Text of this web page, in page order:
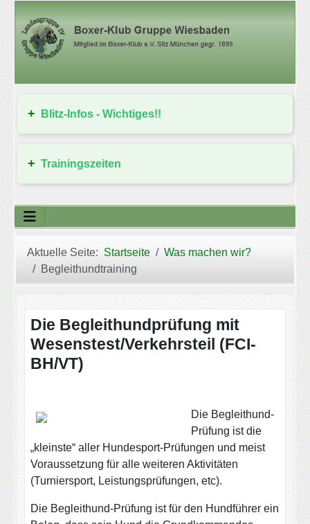
Blitz-Infos - Wichtiges!!
Trainingszeiten
Aktuelle Seite: Startseite
Was machen wir?
Begleithundtraining
Die Begleithundprüfung mit
Wesenstest/Verkehrsteil (FCI-
BH/VT)
Die Begleithund-
Prüfung ist die
„kleinste“ aller Hundesport-Prüfungen und meist
Voraussetzung für alle weiteren Aktivitäten
(Turniersport, Leistungsprüfungen, etc).
Die Begleithund-Prüfung ist für den Hundführer ein